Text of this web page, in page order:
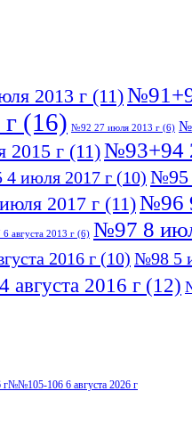
2013 г (11)
(16) №92 27 июля 2013 г (6)
2015 г (11)№93+94
июля 2017 г (10) №95
2017 г (11)№96
августа 2013 г (6) №97 8
2016 г (10) №98 5
2016 г (12)
г№№105-106 6 августа 2026 г